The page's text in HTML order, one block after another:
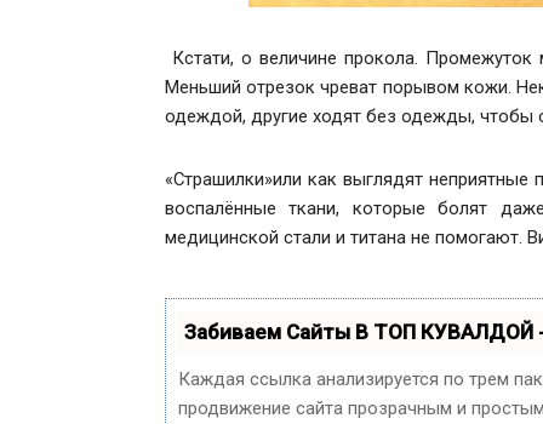
Кстати, о величине прокола.
Меньший отрезок чреват порывом кожи.
одеждой, другие ходят без одежды, чтобы
«Страшилки»или как выглядят
воспалённые ткани, которые болят
медицинской стали и титана не помогают.
Забиваем Сайты В ТОП КУВАЛДОЙ
Каждая ссылка анализируется по трем
продвижение сайта прозрачным и